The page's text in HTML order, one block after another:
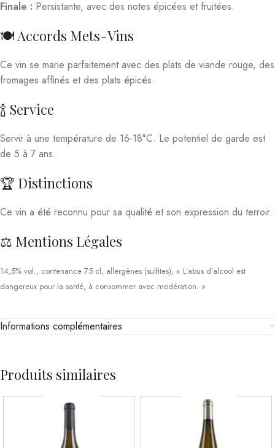
Finale : Persistante, avec des notes épicées et fruitées.
🍽️ Accords Mets-Vins
Ce vin se marie parfaitement avec des plats de viande rouge, des
fromages affinés et des plats épicés.
🍾 Service
Servir à une température de 16-18°C. Le potentiel de garde est
de 5 à 7 ans.
🏆 Distinctions
Ce vin a été reconnu pour sa qualité et son expression du terroir.
⚖️ Mentions Légales
14,5% vol., contenance 75 cl, allergènes (sulfites), « L’abus d’alcool est
dangereux pour la santé, à consommer avec modération. »
Informations complémentaires
Produits similaires